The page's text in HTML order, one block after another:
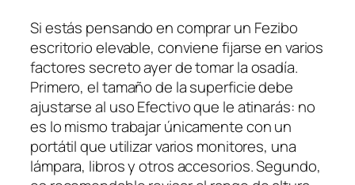
Si estás pensando en comprar un Fezibo
escritorio elevable, conviene fijarse en varios
factores secreto ayer de tomar la osadía.
Primero, el tamaño de la superficie debe
ajustarse al uso Efectivo que le atinarás: no
es lo mismo trabajar únicamente con un
portátil que utilizar varios monitores, una
lámpara, libros y otros accesorios. Segundo,